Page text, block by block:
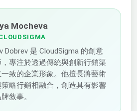
Mocheva
Dobrev 是 CloudSigma 的創意
專注於透過傳統與創新行銷渠
致的企業形象。他擅長將藝術
策略行銷相融合，創造具有影響
敘事。